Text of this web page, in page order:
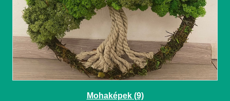
Mohaképek (9)